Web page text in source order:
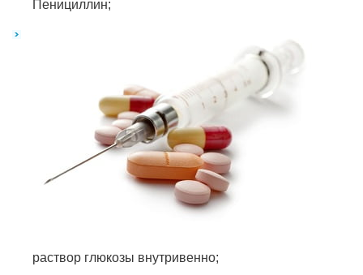
Пенициллин;
раствор глюкозы внутривенно;